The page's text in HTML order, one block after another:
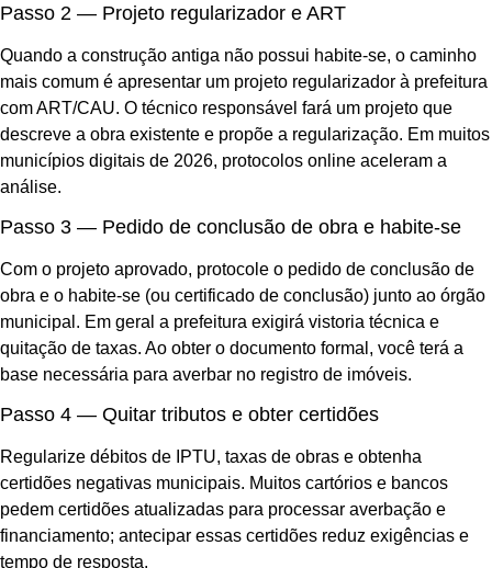
Passo 2 — Projeto regularizador e ART
Quando a construção antiga não possui habite-se, o caminho
mais comum é apresentar um projeto regularizador à prefeitura
com ART/CAU. O técnico responsável fará um projeto que
descreve a obra existente e propõe a regularização. Em muitos
municípios digitais de 2026, protocolos online aceleram a
análise.
Passo 3 — Pedido de conclusão de obra e habite-se
Com o projeto aprovado, protocole o pedido de conclusão de
obra e o habite-se (ou certificado de conclusão) junto ao órgão
municipal. Em geral a prefeitura exigirá vistoria técnica e
quitação de taxas. Ao obter o documento formal, você terá a
base necessária para averbar no registro de imóveis.
Passo 4 — Quitar tributos e obter certidões
Regularize débitos de IPTU, taxas de obras e obtenha
certidões negativas municipais. Muitos cartórios e bancos
pedem certidões atualizadas para processar averbação e
financiamento; antecipar essas certidões reduz exigências e
tempo de resposta.